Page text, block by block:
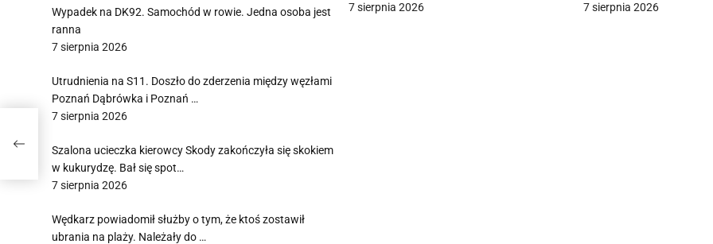
a
7 sierpnia 2026 7 sierpnia 2026
Wypadek na DK92. Samochód w rowie. Jedna osoba jest
ranna
7 sierpnia 2026
Utrudnienia na S11. Doszło do zderzenia między węzłami
Poznań Dąbrówka i Poznań …
7 sierpnia 2026
Szalona ucieczka kierowcy Skody zakończyła się skokiem
w kukurydzę. Bał się spot…
7 sierpnia 2026
Wędkarz powiadomił służby o tym, że ktoś zostawił
ubrania na plaży. Należały do …